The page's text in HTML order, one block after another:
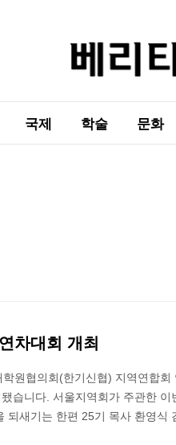
국제 학술 문화
차대회 개최
원협의회(한기신협) 지역연합
습니다. 서울지역회가 주관한
되새기는 한편 25기 목사 환영식